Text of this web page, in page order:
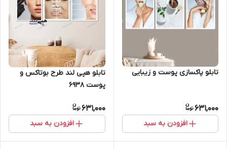
تابلو پاکسازی پوست و زیبایی
631,000
افزودن به سبد
تابلو هپی لند طرح بوتاکس و
پوست 6938
631,000
افزودن به سبد